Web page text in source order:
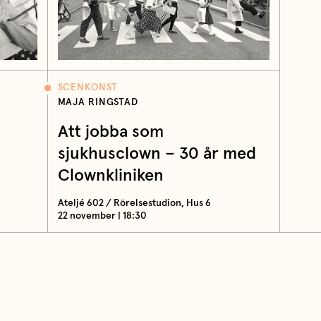
SCENKONST
MAJA RINGSTAD
Att jobba som
sjukhusclown – 30 år med
Clownkliniken
Ateljé 602 / Rörelsestudion, Hus 6
22 november | 18:30